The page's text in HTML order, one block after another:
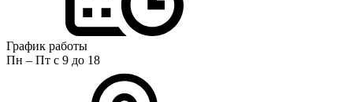
График работы
Пн – Пт с 9 до 18